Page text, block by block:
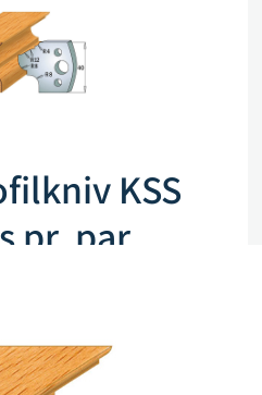
KSS
pr. par
i handlekurv